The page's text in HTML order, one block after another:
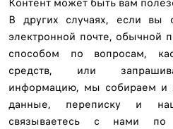
В других случаях, если вы
электронной почте, обычной
способом по вопросам,
средств, или
информацию, мы собираем и
данные, переписку и
связываетесь с нами